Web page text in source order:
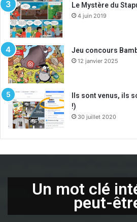
Le Mystère du
4 juin 2019
Jeu concours
12 janvier 2025
Ils sont venus, ils
!)
30 juillet 2020
Un mot clé
peut-